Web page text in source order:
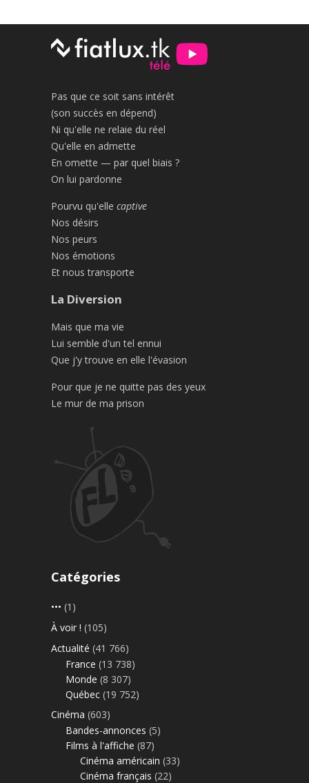
Pas que ce soit sans intérêt
(son succès en dépend)
Ni qu'elle ne relaie du réel
Qu'elle en admette
En omette — par quel biais ?
On lui pardonne
Pourvu qu'elle captive
Nos désirs
Nos peurs
Nos émotions
Et nous transporte
La Diversion
Mais que ma vie
Lui semble d'un tel ennui
Que j'y trouve en elle l'évasion
Pour que je ne quitte pas des yeux
Le mur de ma prison
Catégories
••• (1)
À voir ! (105)
Actualité (41 766)
France (13 738)
Monde (8 307)
Québec (19 752)
Cinéma (603)
Bandes-annonces (5)
Films à l'affiche (87)
Cinéma américain (33)
Cinéma français (22)